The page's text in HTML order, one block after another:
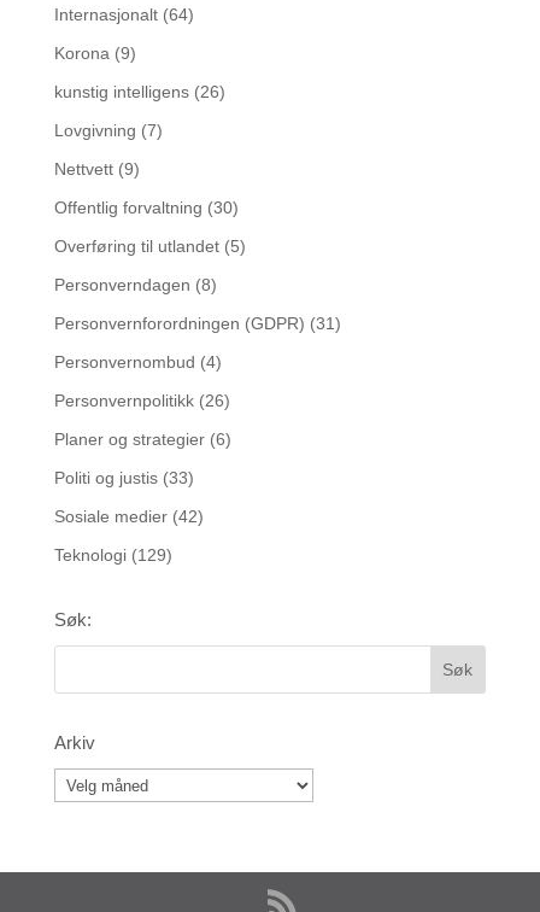
Internasjonalt(64)
Korona (9)
kunstig intelligens(26)
Lovgivning (7)
Nettvett(9)
Offentlig forvaltning (30)
Overføring til utlandet(5)
Personverndagen (8)
Personvernforordningen (GDPR) (31)
Personvernombud (4)
Personvernpolitikk(26)
Planer og strategier(6)
Politi og justis(33)
Sosiale medier(42)
Teknologi(129)
Søk:
Arkiv